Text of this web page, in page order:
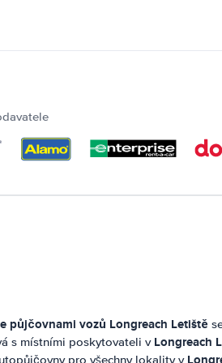
půjčovnami vozů Longreach Letiště
s místními poskytovateli v Longreach
pro všechny lokality v